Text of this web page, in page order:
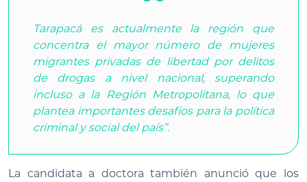
Tarapacá es actualmente la región que
concentra el mayor número de mujeres
migrantes privadas de libertad por delitos
de drogas a nivel nacional, superando
incluso a la Región Metropolitana, lo que
plantea importantes desafíos para la política
criminal y social del país”.
La candidata a doctora también anunció que los